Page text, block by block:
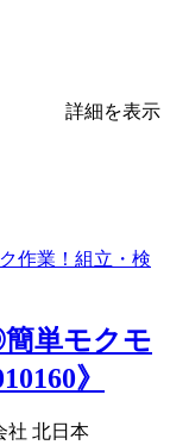
詳細を表示
単モクモ
》
社 北日本